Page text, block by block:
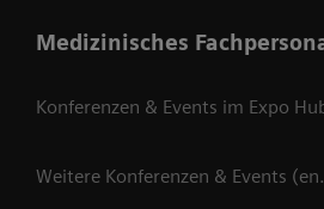
Medizinisches
Konferenzen & Events im Expo
Weitere Konferenzen & Events